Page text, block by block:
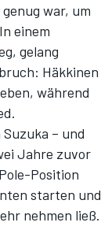
war, um
einem
gelang
Häkkinen
während
– und
Jahre zuvor
Position
starten und
nehmen ließ.